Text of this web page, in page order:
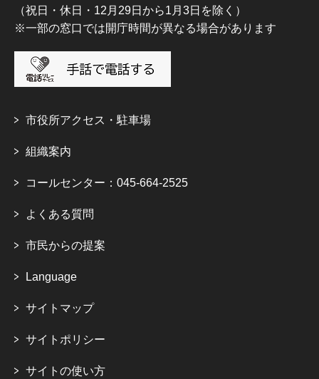
（祝日・休日・12月29日から1月3日を除く）
※一部の窓口では開庁時間が異なる場合があります
市役所アクセス・駐車場
組織案内
コールセンター：045-664-2525
よくある質問
市民からの提案
Language
サイトマップ
サイトポリシー
サイトの使い方